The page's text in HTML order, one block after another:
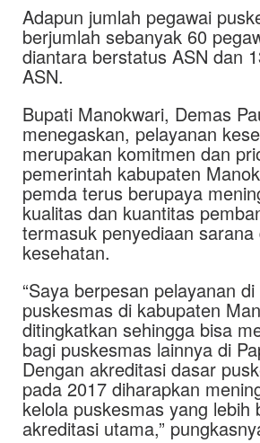
Adapun jumlah pegawai
berjumlah sebanyak 60
diantara berstatus ASN dan
ASN.
Bupati Manokwari, Demas
menegaskan, pelayanan
merupakan komitmen dan
pemerintah kabupaten
pemda terus berupaya
kualitas dan kuantitas
termasuk penyediaan sarana
kesehatan.
“Saya berpesan pelayanan
puskesmas di kabupaten
ditingkatkan sehingga bisa
bagi puskesmas lainnya di
Dengan akreditasi dasar
pada 2017 diharapkan
kelola puskesmas yang lebih
akreditasi utama,”